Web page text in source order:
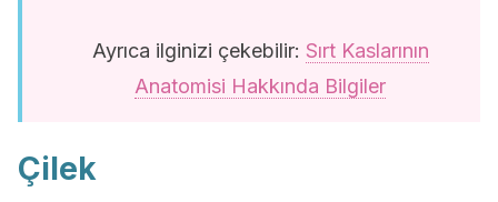
Ayrıca ilginizi çekebilir: Sırt Kaslarının
Anatomisi Hakkında Bilgiler
Çilek